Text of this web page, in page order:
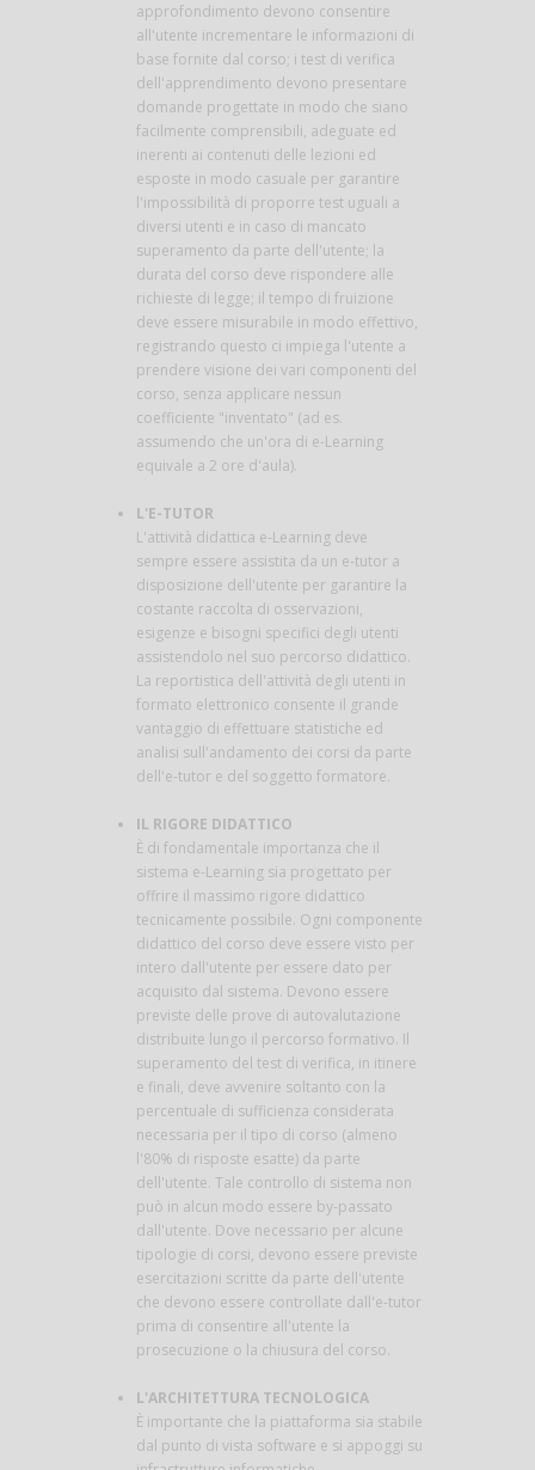
approfondimento devono consentire
all'utente incrementare le informazioni di
base fornite dal corso; i test di verifica
dell'apprendimento devono presentare
domande progettate in modo che siano
facilmente comprensibili, adeguate ed
inerenti ai contenuti delle lezioni ed
esposte in modo casuale per garantire
l'impossibilità di proporre test uguali a
diversi utenti e in caso di mancato
superamento da parte dell'utente; la
durata del corso deve rispondere alle
richieste di legge; il tempo di fruizione
deve essere misurabile in modo effettivo,
registrando questo ci impiega l'utente a
prendere visione dei vari componenti del
corso, senza applicare nessun
coefficiente "inventato" (ad es.
assumendo che un'ora di e-Learning
equivale a 2 ore d'aula).
L'E-TUTOR
L'attività didattica e-Learning deve
sempre essere assistita da un e-tutor a
disposizione dell'utente per garantire la
costante raccolta di osservazioni,
esigenze e bisogni specifici degli utenti
assistendolo nel suo percorso didattico.
La reportistica dell'attività degli utenti in
formato elettronico consente il grande
vantaggio di effettuare statistiche ed
analisi sull'andamento dei corsi da parte
dell'e-tutor e del soggetto formatore.
IL RIGORE DIDATTICO
È di fondamentale importanza che il
sistema e-Learning sia progettato per
offrire il massimo rigore didattico
tecnicamente possibile. Ogni componente
didattico del corso deve essere visto per
intero dall'utente per essere dato per
acquisito dal sistema. Devono essere
previste delle prove di autovalutazione
distribuite lungo il percorso formativo. Il
superamento del test di verifica, in itinere
e finali, deve avvenire soltanto con la
percentuale di sufficienza considerata
necessaria per il tipo di corso (almeno
l'80% di risposte esatte) da parte
dell'utente. Tale controllo di sistema non
può in alcun modo essere by-passato
dall'utente. Dove necessario per alcune
tipologie di corsi, devono essere previste
esercitazioni scritte da parte dell'utente
che devono essere controllate dall'e-tutor
prima di consentire all'utente la
prosecuzione o la chiusura del corso.
L'ARCHITETTURA TECNOLOGICA
È importante che la piattaforma sia stabile
dal punto di vista software e si appoggi su